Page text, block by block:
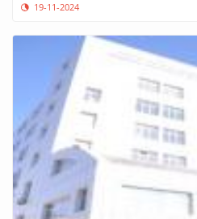
19-11-2024